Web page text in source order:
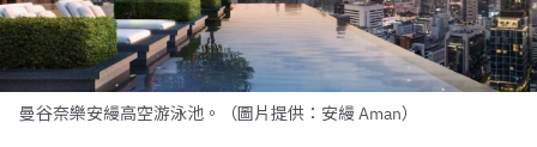
曼谷奈樂安縵高空游泳池。（圖片提供：安縵 Aman）